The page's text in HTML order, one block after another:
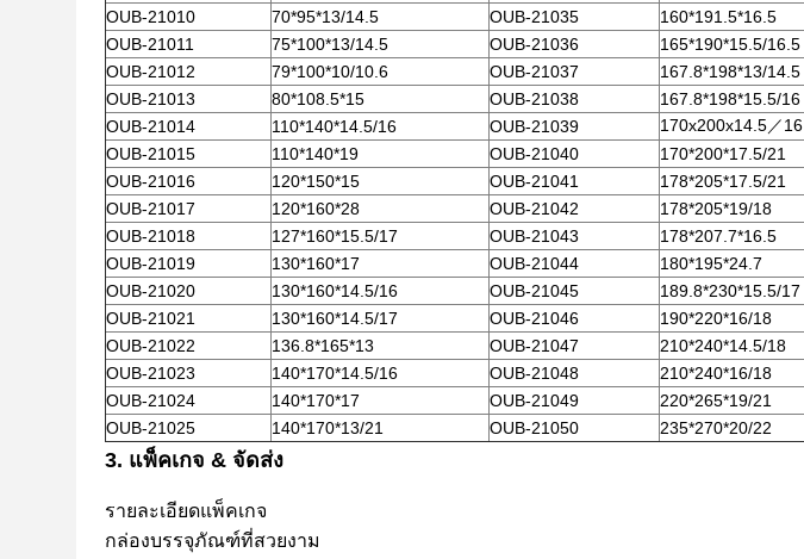
OUB-21010
70*95*13/14.5 OUB-21035
160*191.5*16.5
OUB-21011
75*100*13/14.5 OUB-21036
165*190*15.5/16.5
OUB-21012
79*100*10/10.6 OUB-21037
167.8*198*13/14.5
OUB-21013
80*108.5*15 OUB-21038
167.8*198*15.5/16
OUB-21014
110*140*14.5/16 OUB-21039
170x200x14.5／16
OUB-21015
110*140*19 OUB-21040
170*200*17.5/21
OUB-21016
120*150*15 OUB-21041
178*205*17.5/21
OUB-21017
120*160*28 OUB-21042
178*205*19/18
OUB-21018
127*160*15.5/17 OUB-21043
178*207.7*16.5
OUB-21019
130*160*17 OUB-21044
180*195*24.7
OUB-21020
130*160*14.5/16 OUB-21045
189.8*230*15.5/17
OUB-21021
130*160*14.5/17 OUB-21046
190*220*16/18
OUB-21022
136.8*165*13 OUB-21047
210*240*14.5/18
OUB-21023
140*170*14.5/16 OUB-21048
210*240*16/18
OUB-21024
140*170*17 OUB-21049
220*265*19/21
OUB-21025
140*170*13/21 OUB-21050 235*270*20/22
3. แพ็คเกจ & จัดส่ง
รายละเอียดแพ็คเกจ
กล่องบรรจุภัณฑ์ที่สวยงาม